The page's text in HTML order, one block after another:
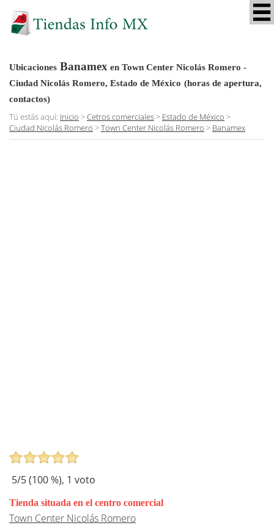
Ubicaciones Banamex en Town Center Nicolás Romero -
Ciudad Nicolás Romero, Estado de México (horas de apertura,
contactos)
Tú estás aquí: Inicio >Cetros comerciales> Estado de México >
Ciudad Nicolás Romero >Town Center Nicolás Romero > Banamex
5/5 (100%), 1 voto
Tienda situada en el centro comercial
Town Center Nicolás Romero